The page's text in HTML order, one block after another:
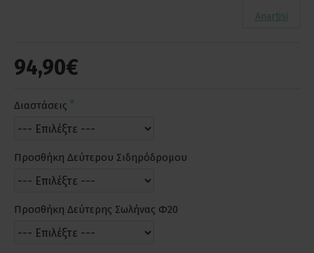
94,90€
Anartisi
Διαστάσεις
Προσθήκη Δεύτερου Σιδηρόδρομου
Προσθήκη Δεύτερης Σωλήνας Φ20